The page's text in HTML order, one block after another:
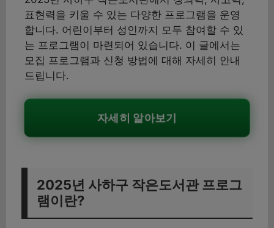
표현력을 키울 수 있는 다양한 프로그램을 운영
합니다. 어린이부터 성인까지 모두 참여할 수 있
는 프로그램이 마련되어 있습니다. 이 글에서는
모집 프로그램과 신청 방법에 대해 자세히 안내
드립니다.
자세히 알아보기
2025년 사하구 작은도서관 프로그
램이란?